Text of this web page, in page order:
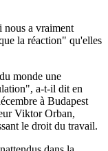
nous a vraiment
la réaction" qu'elles
monde une
a-t-il dit en
à Budapest
Viktor Orban,
le droit du travail.